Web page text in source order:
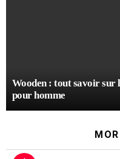
Wooden : tout savoir sur
pour homme